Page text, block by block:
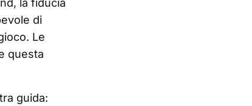
la fiducia
di
Le
questa
guida: